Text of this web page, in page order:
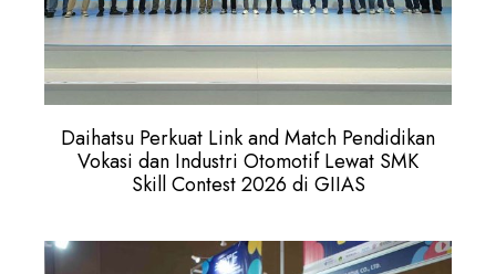
Daihatsu Perkuat Link and Match Pendidikan
Vokasi dan Industri Otomotif Lewat SMK
Skill Contest 2026 di GIIAS